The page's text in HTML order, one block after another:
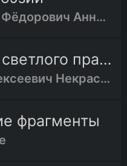
Иннокентий Фёдорович Анненский
Накануне светлого праздника
Николай Алексеевич Некрасов
фрагменты